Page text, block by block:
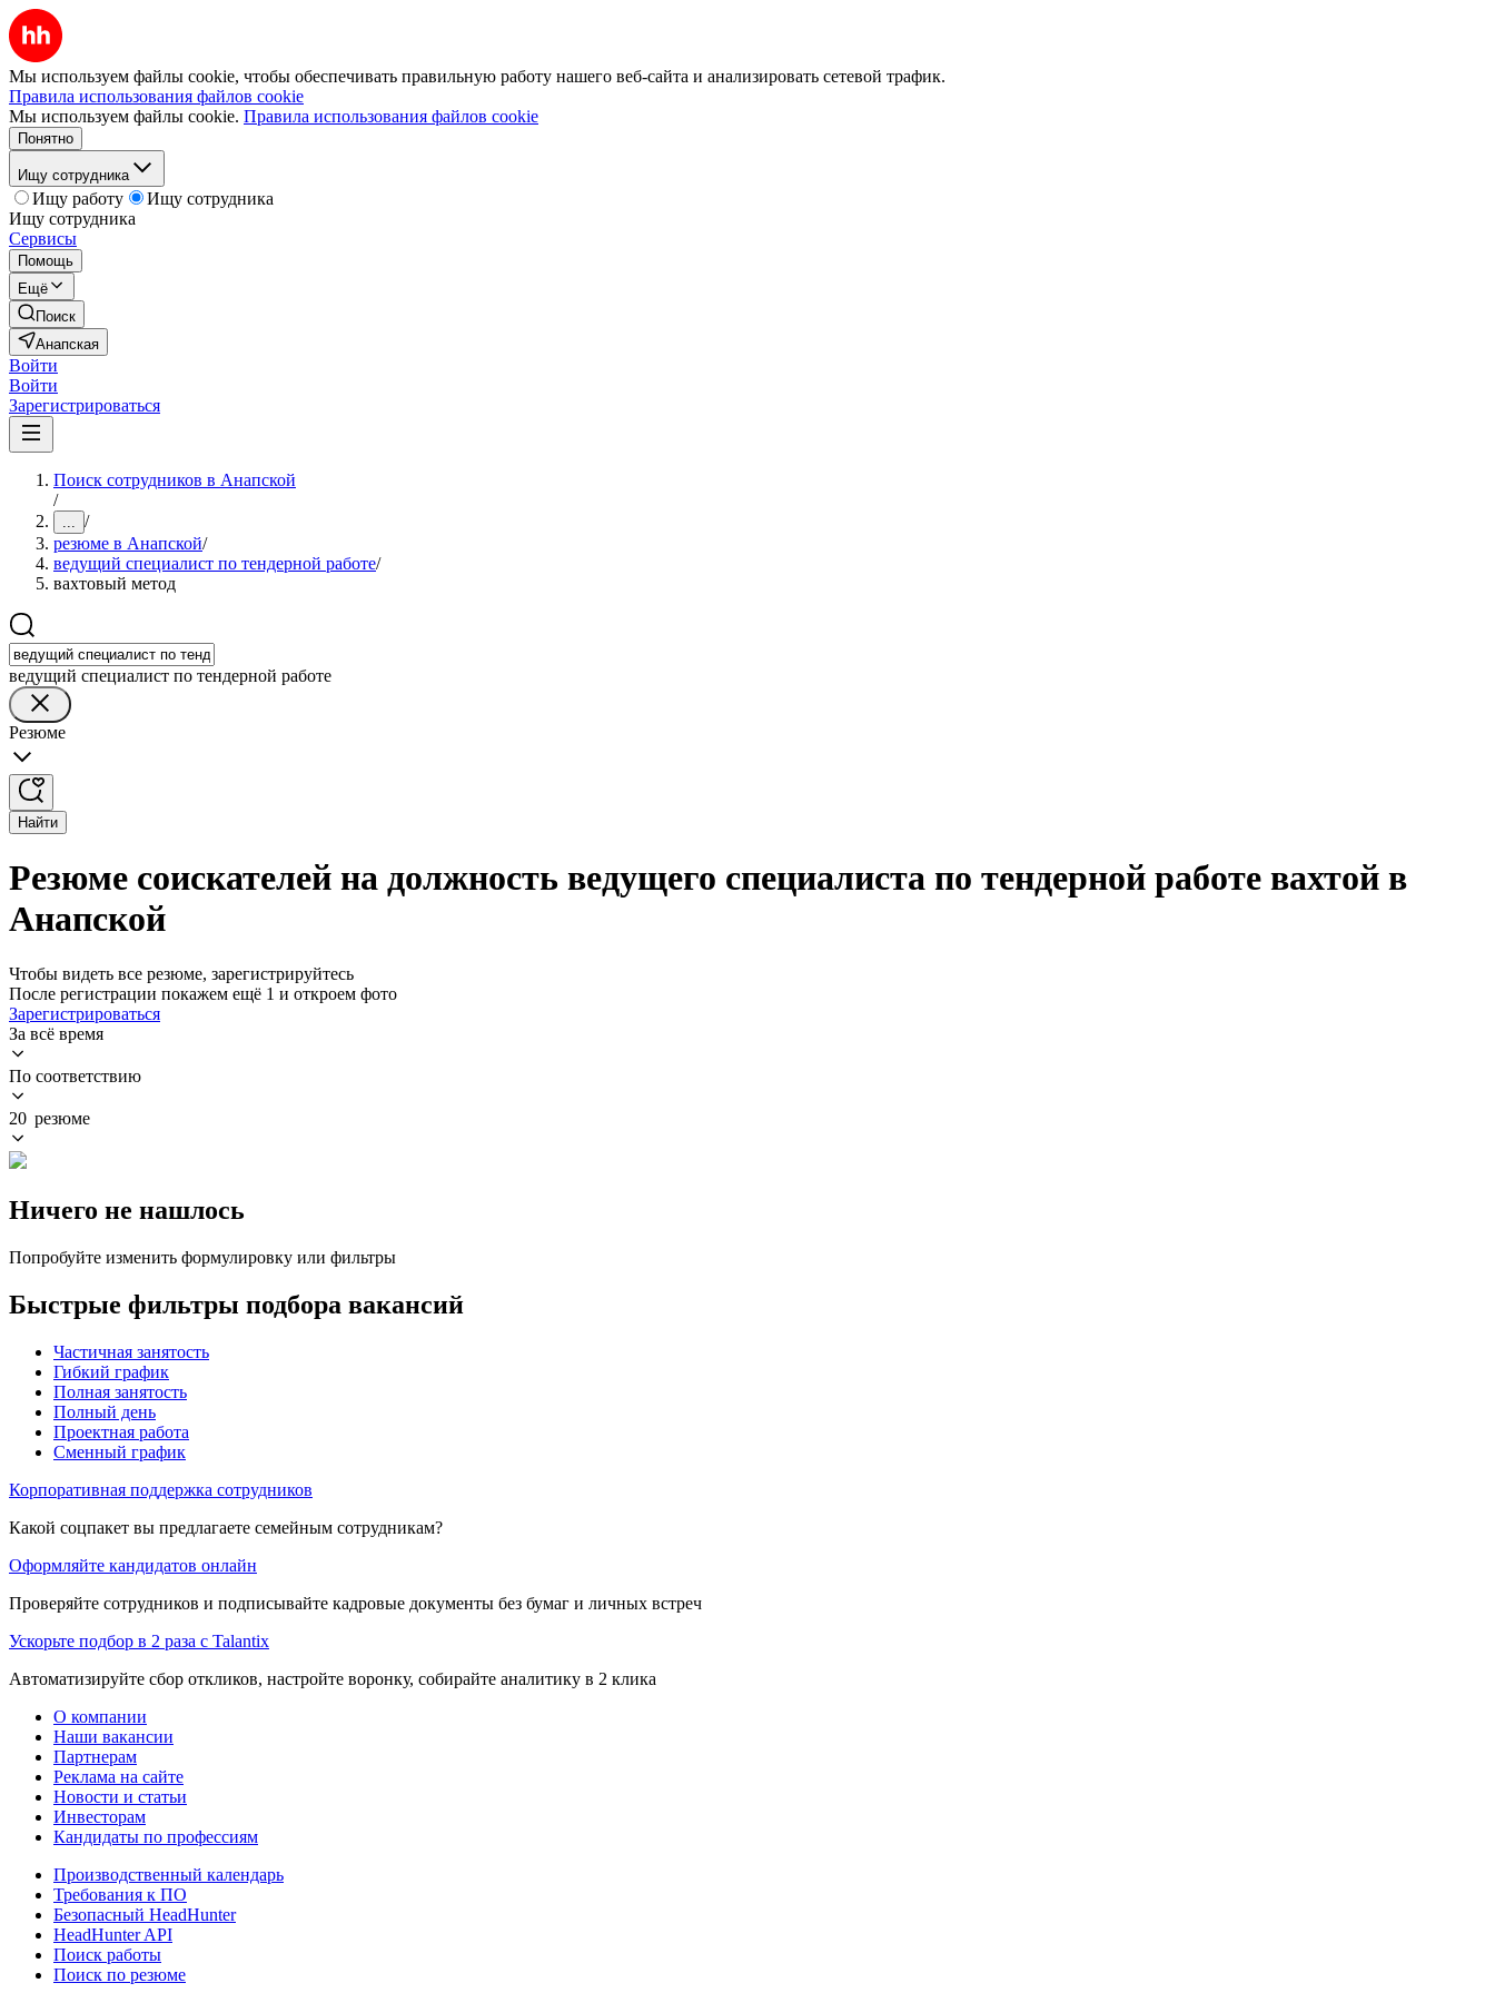
Мы используем файлы cookie, чтобы обеспечивать правильную работу нашего веб-сайта и анализировать сетевой трафик.
Правила использования файлов cookie
Мы используем файлы cookie. Правила использования файлов cookie
Понятно
Ищу сотрудника
Ищу работу
Ищу сотрудника
Ищу сотрудника
Сервисы
Помощь
Ещё
Поиск
Анапская
Войти
Войти
Зарегистрироваться
Поиск сотрудников в Анапской
/
... /
резюме в Анапской/
ведущий специалист по тендерной работе/
вахтовый метод
ведущий специалист по тендерной работе
Резюме
Найти
Резюме соискателей на должность ведущего специалиста по тендерной работе вахтой в
Анапской
Чтобы видеть все резюме, зарегистрируйтесь
После регистрации покажем ещё 1 и откроем фото
Зарегистрироваться
За всё время
По соответствию
20 резюме
Ничего не нашлось
Попробуйте изменить формулировку или фильтры
Быстрые фильтры подбора вакансий
Частичная занятость
Гибкий график
Полная занятость
Полный день
Проектная работа
Сменный график
Корпоративная поддержка сотрудников
Какой соцпакет вы предлагаете семейным сотрудникам?
Оформляйте кандидатов онлайн
Проверяйте сотрудников и подписывайте кадровые документы без бумаг и личных встреч
Ускорьте подбор в 2 раза с Talantix
Автоматизируйте сбор откликов, настройте воронку, собирайте аналитику в 2 клика
О компании
Наши вакансии
Партнерам
Реклама на сайте
Новости и статьи
Инвесторам
Кандидаты по профессиям
Производственный календарь
Требования к ПО
Безопасный HeadHunter
HeadHunter API
Поиск работы
Поиск по резюме